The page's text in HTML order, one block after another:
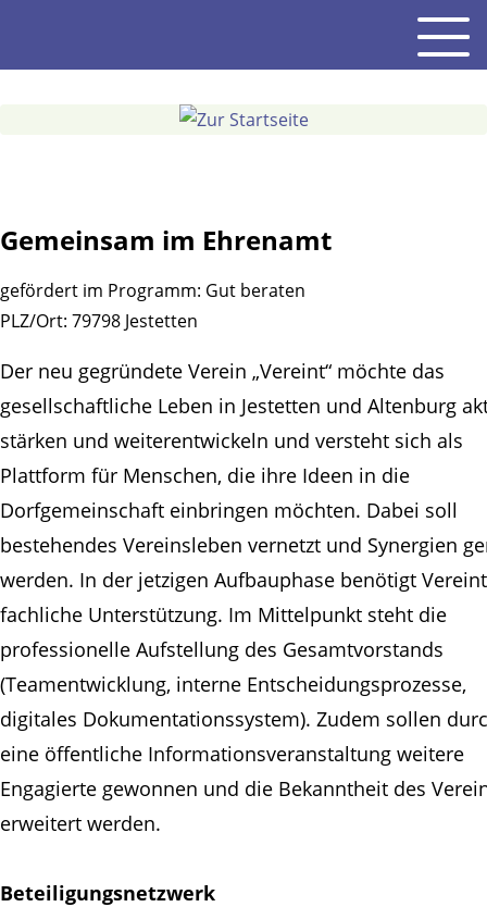
Inhalt
Gemeinsam im Ehrenamt
gefördert im Programm: Gut beraten
PLZ/Ort: 79798 Jestetten
Der neu gegründete Verein „Vereint“ möchte das
gesellschaftliche Leben in Jestetten und Altenburg
stärken und weiterentwickeln und versteht sich als
Plattform für Menschen, die ihre Ideen in die
Dorfgemeinschaft einbringen möchten. Dabei soll
bestehendes Vereinsleben vernetzt und Synergien
werden. In der jetzigen Aufbauphase benötigt
fachliche Unterstützung. Im Mittelpunkt steht die
professionelle Aufstellung des Gesamtvorstands
(Teamentwicklung, interne Entscheidungsprozesse,
digitales Dokumentationssystem). Zudem sollen
eine öffentliche Informationsveranstaltung weitere
Engagierte gewonnen und die Bekanntheit des
erweitert werden.
Beteiligungsnetzwerk